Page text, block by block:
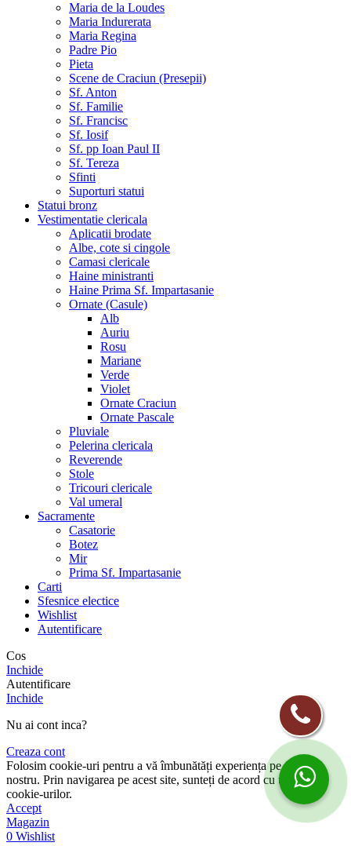
Maria de la Loudes
Maria Indurerata
Maria Regina
Padre Pio
Pieta
Scene de Craciun (Presepii)
Sf. Anton
Sf. Familie
Sf. Francisc
Sf. Iosif
Sf. pp Ioan Paul II
Sf. Tereza
Sfinti
Suporturi statui
Statui bronz
Vestimentatie clericala
Aplicatii brodate
Albe, cote si cingole
Camasi clericale
Haine ministranti
Haine Prima Sf. Impartasanie
Ornate (Casule)
Alb
Auriu
Rosu
Mariane
Verde
Violet
Ornate Craciun
Ornate Pascale
Pluviale
Pelerina clericala
Reverende
Stole
Tricouri clericale
Val umeral
Sacramente
Casatorie
Botez
Mir
Prima Sf. Impartasanie
Carti
Sfesnice electice
Wishlist
Autentificare
Cos
Inchide
Autentificare
Inchide
Nu ai cont inca?
Creaza cont
Folosim cookie-uri pentru a vă îmbunătăți experiența pe site-ul
nostru. Prin navigarea pe acest site, sunteți de acord cu utilizarea
cookie-urilor.
Accept
Magazin
0 Wishlist